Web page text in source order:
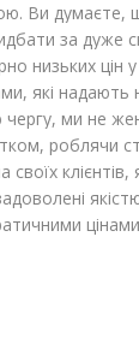
Ви думаєте,
за дуже
низьких цін
які надають
ми не
роблячи
своїх